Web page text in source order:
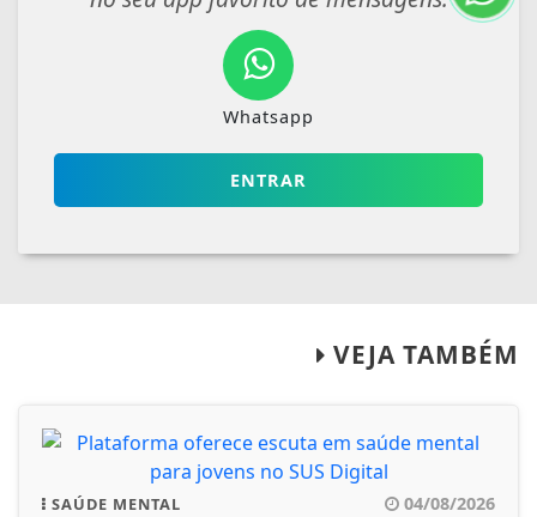
Whatsapp
ENTRAR
VEJA TAMBÉM
SAÚDE MENTAL 04/08/2026